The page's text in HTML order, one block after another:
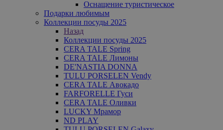
Оснащение туристическое
Подарки любимым
Коллекции посуды 2025
Назад
Коллекции посуды 2025
CERA TALE Spring
CERA TALE Лимоны
DE'NASTIA DONNA
TULU PORSELEN Vendy
CERA TALE Авокадо
FARFORELLE Гуси
CERA TALE Оливки
LUCKY Мрамор
ND PLAY